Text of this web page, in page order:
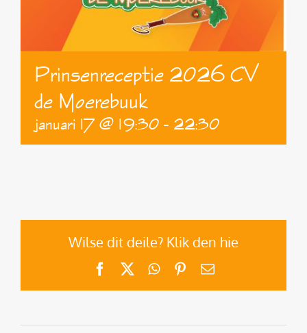
Prinsenreceptie 2026 CV
de Moerebuuk
januari 17 @ 19:30 - 22:30
Wilse dit deile? Klik den hie
Facebook
X WhatsApp
Pinterest
E-